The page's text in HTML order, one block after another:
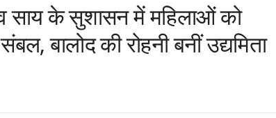
साय के सुशासन में महिलाओं को
बालोद की रोहनी बनीं उद्यमिता